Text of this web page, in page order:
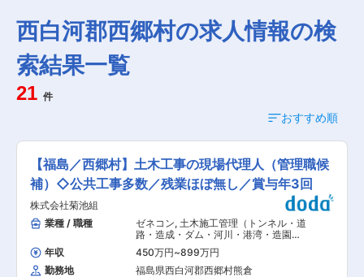
西白河郡西郷村の求人情報の検
索結果一覧
21 件
おすすめ順
【福島／西郷村】土木工事の現場代理人（管理職候
補）◇公共工事多数／残業ほぼ無し／賞与年3回
株式会社菊池組
業種 / 職種
ゼネコン, 土木施工管理（トンネル・道
路・造成・ダム・河川・港湾・造園な
ど） 土木施工管理（上下水道）
年収 450万円~899万円
勤務地
福島県西白河郡西郷村熊倉